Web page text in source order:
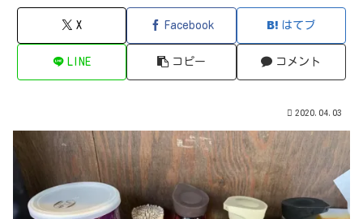
X Facebook はてブ
LINE コピー コメント
2020.04.03